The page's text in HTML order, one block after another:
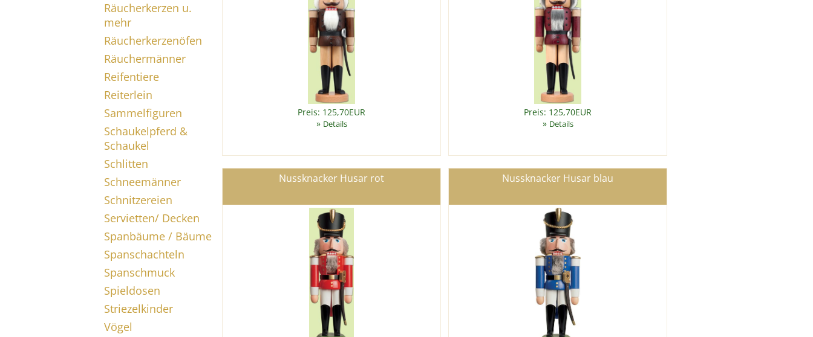
Räucherkerzen u.
mehr
Räucherkerzenöfen
Räuchermänner
Reifentiere
Reiterlein
Sammelfiguren
Schaukelpferd &
Schaukel
Schlitten
Schneemänner
Schnitzereien
Servietten/ Decken
Spanbäume / Bäume
Spanschachteln
Spanschmuck
Spieldosen
Striezelkinder
Vögel
Preis: 125,70EUR
» Details
Preis: 125,70EUR
» Details
Nussknacker Husar rot Nussknacker Husar blau